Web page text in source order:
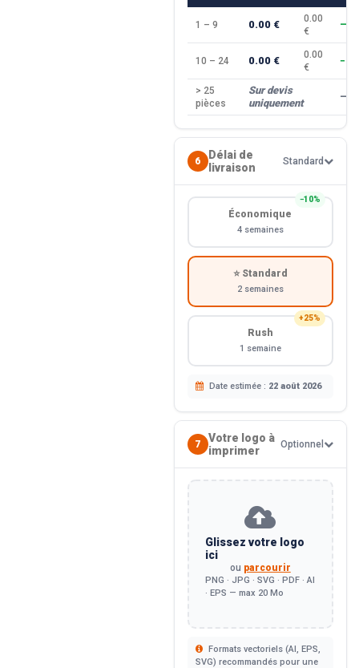
1 – 9 0.00 €
0.00
€
—
10 – 24 0.00 €
0.00
€
> 25
pièces
Sur devis
uniquement
—
6
Délai de
livraison
Standard
−10%
Économique
4 semaines
⭐ Standard
2 semaines
+25%
Rush
1 semaine
Date estimée : 22 août 2026
7
Votre logo à
imprimer
Optionnel
Glissez votre logo
ici
ou parcourir
PNG · JPG · SVG · PDF · AI
· EPS — max 20 Mo
Formats vectoriels (AI, EPS,
SVG) recommandés pour une